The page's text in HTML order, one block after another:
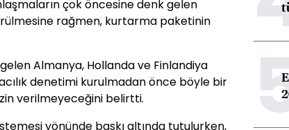
çok öncesine denk gelen
rağmen, kurtarma paketinin
Almanya, Hollanda ve Finlandiya
denetimi kurulmadan önce böyle bir
verilmeyeceğini belirtti.
yönünde baskı altında tutulurken,